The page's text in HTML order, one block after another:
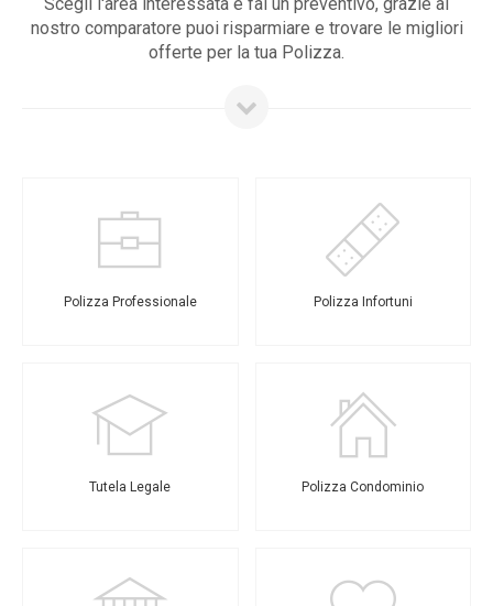
nostro comparatore puoi risparmiare e trovare le migliori
offerte per la tua Polizza.
Polizza Professionale Polizza Infortuni
Tutela Legale Polizza Condominio